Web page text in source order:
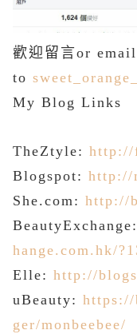
歡迎留言or email
to
My Blog Links
TheZtyle: http://
Blogspot: http://
She.com: http://
BeautyExchange:
hange.com.hk/
Elle: http://
uBeauty:
ger/monbeebee/